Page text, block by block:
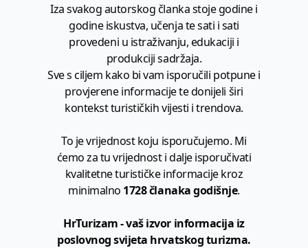
Iza svakog autorskog članka stoje godine i
godine iskustva, učenja te sati i sati
provedeni u istraživanju, edukaciji i
produkciji sadržaja.
Sve s ciljem kako bi vam isporučili potpune i
provjerene informacije te donijeli širi
kontekst turističkih vijesti i trendova.
To je vrijednost koju isporučujemo. Mi
ćemo za tu vrijednost i dalje isporučivati
kvalitetne turističke informacije kroz
minimalno 1728 članaka godišnje.
HrTurizam - vaš izvor informacija iz
poslovnog svijeta hrvatskog turizma.